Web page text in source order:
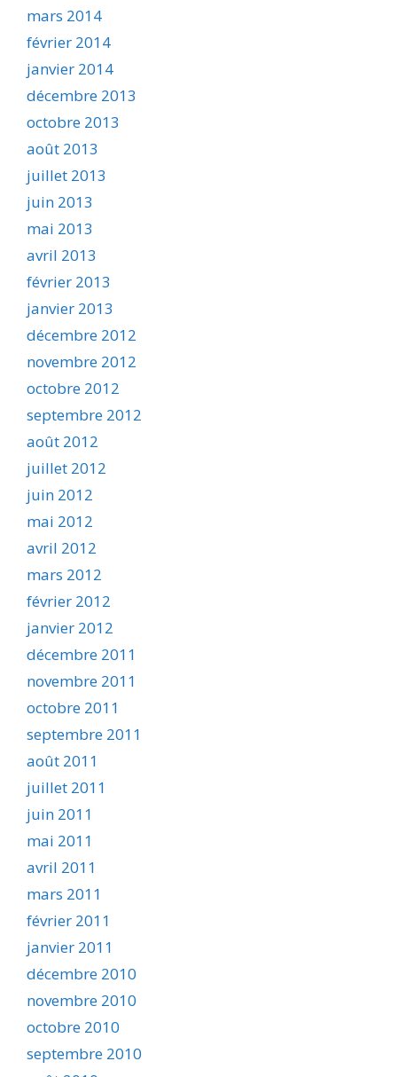
mars 2014
février 2014
janvier 2014
décembre 2013
octobre 2013
août 2013
juillet 2013
juin 2013
mai 2013
avril 2013
février 2013
janvier 2013
décembre 2012
novembre 2012
octobre 2012
septembre 2012
août 2012
juillet 2012
juin 2012
mai 2012
avril 2012
mars 2012
février 2012
janvier 2012
décembre 2011
novembre 2011
octobre 2011
septembre 2011
août 2011
juillet 2011
juin 2011
mai 2011
avril 2011
mars 2011
février 2011
janvier 2011
décembre 2010
novembre 2010
octobre 2010
septembre 2010